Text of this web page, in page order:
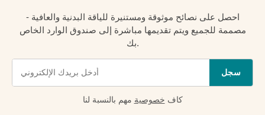
احصل على نصائح موثوقة ومستنيرة للياقة البدنية والعافية -
مصممة للجميع ويتم تقديمها مباشرة إلى صندوق الوارد الخاص
بك.
سجل
كاف خصوصية مهم بالنسبة لنا